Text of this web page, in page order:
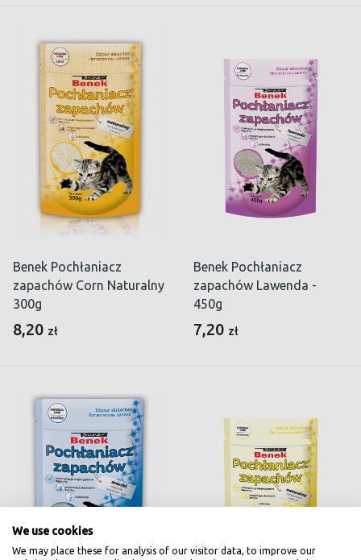
Benek Pochłaniacz
zapachów Corn Naturalny
300g
8,20 zł
Benek Pochłaniacz
zapachów Lawenda -
450g
7,20 zł
We use cookies
We may place these for analysis of our visitor data, to improve our